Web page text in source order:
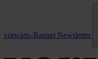
vorwärts-Banner Newsletter